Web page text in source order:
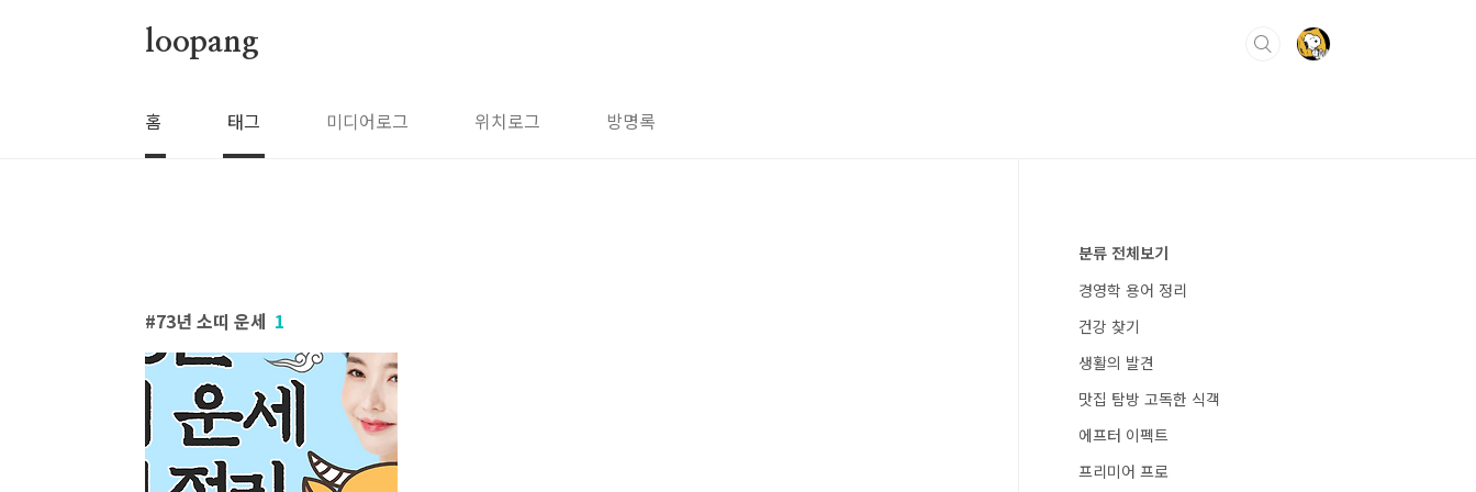
loopang
홈 태그 미디어로그 위치로그 방명록
73년 소띠 운세 1
분류 전체보기
경영학 용어 정리
건강 찾기
생활의 발견
맛집 탐방 고독한 식객
에프터 이펙트
프리미어 프로